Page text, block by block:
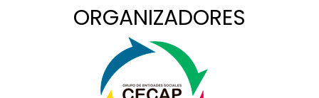
ORGANIZADORES